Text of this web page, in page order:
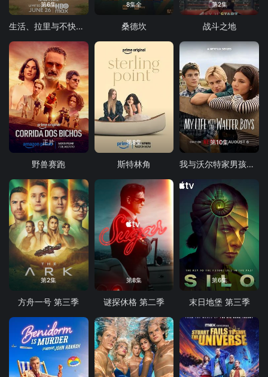
第6集
生活、拉里与不快乐的追求：一部美国史
8集全
桑德坎
第2集
战斗之地
正片
野兽赛跑
第8集
斯特林角
第10集
我与沃尔特家男孩的生活 第三季
第2集
方舟一号 第三季
第8集
谜探休格 第二季
第6集
末日地堡 第三季